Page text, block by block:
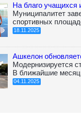
На благо учащихся
Муниципалитет
спортивных
18.11.2025
Ашкелон
Модернизируется
В ближайшие
04.11.2025